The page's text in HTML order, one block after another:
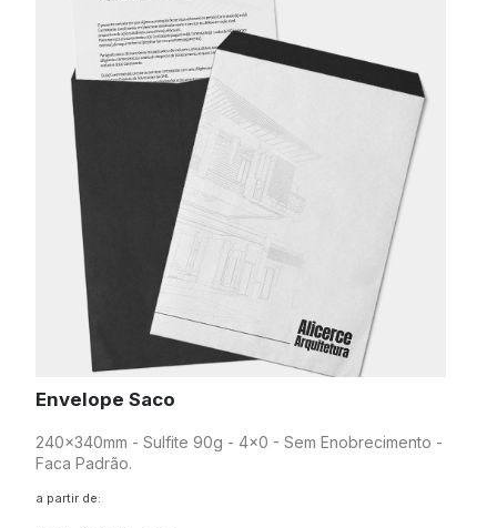
Envelope Saco
240x340mm - Sulfite 90g - 4x0 - Sem Enobrecimento -
Faca Padrão.
a partir de: